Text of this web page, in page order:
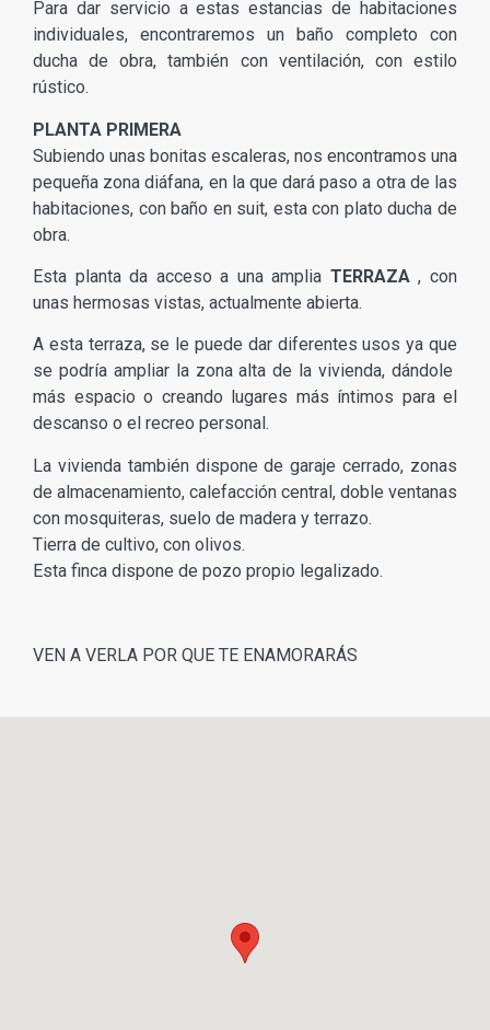
Para dar servicio a estas estancias de habitaciones
individuales, encontraremos un baño completo con
ducha de obra, también con ventilación, con estilo
rústico.
PLANTA PRIMERA
Subiendo unas bonitas escaleras, nos encontramos una
pequeña zona diáfana, en la que dará paso a otra de las
habitaciones, con baño en suit, esta con plato ducha de
obra.
Esta planta da acceso a una amplia TERRAZA, con
unas hermosas vistas, actualmente abierta.
A esta terraza, se le puede dar diferentes usos ya que
se podría ampliar la zona alta de la vivienda, dándole
más espacio o creando lugares más íntimos para el
descanso o el recreo personal.
La vivienda también dispone de garaje cerrado, zonas
de almacenamiento, calefacción central, doble ventanas
con mosquiteras, suelo de madera y terrazo.
Tierra de cultivo, con olivos.
Esta finca dispone de pozo propio legalizado.
VEN A VERLA POR QUE TE ENAMORARÁS